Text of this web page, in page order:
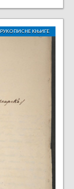
РУКОПИСНЕ КЊИГЕ